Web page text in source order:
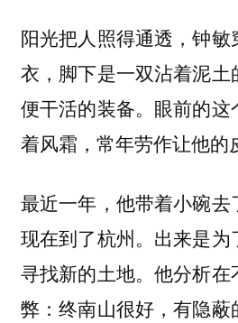
阳光把人照得通透，钟
衣，脚下是一双沾着泥
便干活的装备。眼前的
着风霜，常年劳作让他的
最近一年，他带着小碗去
现在到了杭州。出来是为
寻找新的土地。他分析
弊：终南山很好，有隐